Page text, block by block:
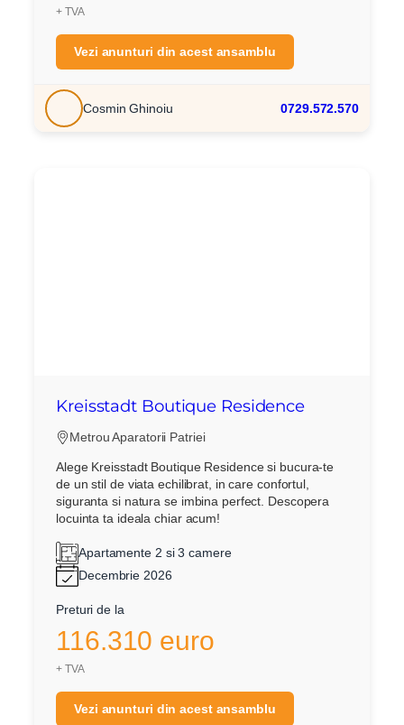
+ TVA
Vezi anunturi din acest ansamblu
Cosmin Ghinoiu 0729.572.570
Kreisstadt Boutique Residence
Metrou Aparatorii Patriei
Alege Kreisstadt Boutique Residence si bucura-te
de un stil de viata echilibrat, in care confortul,
siguranta si natura se imbina perfect. Descopera
locuinta ta ideala chiar acum!
Apartamente 2 si 3 camere
Decembrie 2026
Preturi de la
116.310 euro
+ TVA
Vezi anunturi din acest ansamblu